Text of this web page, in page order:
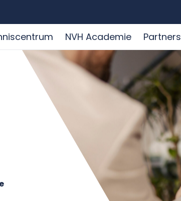
NVH Academie Partners